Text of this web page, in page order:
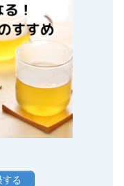
る